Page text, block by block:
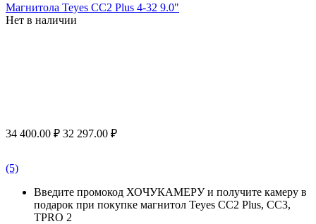
Магнитола Teyes CC2 Plus 4-32 9.0"
Нет в наличии
34 400.00 ₽ 32 297.00 ₽
(5)
Введите промокод ХОЧУКАМЕРУ и получите камеру в
подарок при покупке магнитол Teyes CC2 Plus, CC3,
TPRO 2